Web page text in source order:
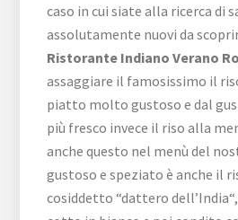
caso in cui siate alla ricerca di
assolutamente nuovi da
Ristorante Indiano Verano
assaggiare il famosissimo il
piatto molto gustoso e dal
più fresco invece il riso alla
anche questo nel menù del
gustoso e speziato è anche il
cosiddetto “dattero